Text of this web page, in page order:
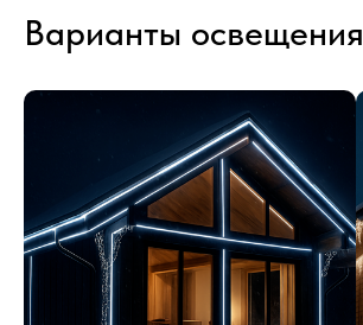
Варианты освещения